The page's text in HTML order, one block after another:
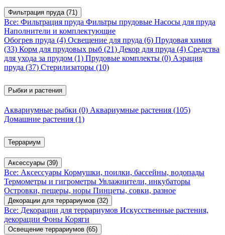
Фильтрация пруда (71)
Все: Фильтрация пруда Фильтры прудовые Насосы для пруда
Наполнители и комплектующие
Обогрев пруда (4) Освещение для пруда (6) Прудовая химия
(33) Корм для прудовых рыб (21) Декор для пруда (4) Средства
для ухода за прудом (1) Прудовые комплекты (0) Аэрация
пруда (37) Стерилизаторы (10)
Рыбки и растения
Аквариумные рыбки (0) Аквариумные растения (105)
Домашние растения (1)
Террариум
Аксессуары (39)
Все: Аксессуары Кормушки, поилки, бассейны, водопады
Термометры и гигрометры Увлажнители, инкубаторы
Островки, пещеры, норы Пинцеты, совки, разное
Декорации для террариумов (32)
Все: Декорации для террариумов Искусственные растения,
декорации Фоны Коряги
Освещение террариумов (65)